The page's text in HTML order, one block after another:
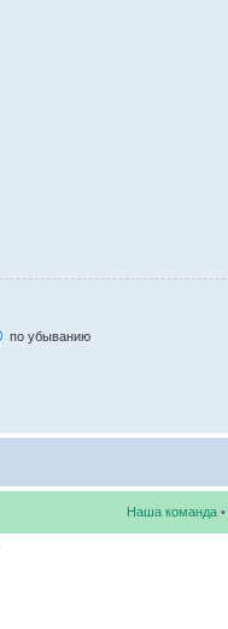
по убыванию
Наша команда •